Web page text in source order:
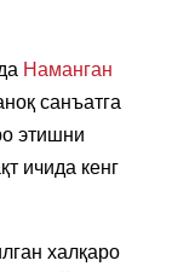
Наманган
санъатга
этишни
ичида кенг
халқаро